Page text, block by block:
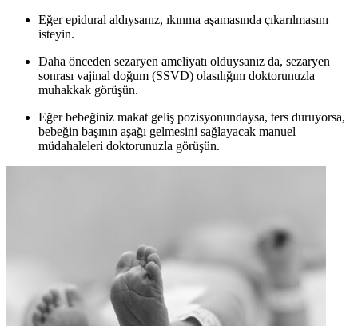
Eğer epidural aldıysanız, ıkınma aşamasında çıkarılmasını
isteyin.
Daha önceden sezaryen ameliyatı olduysanız da, sezaryen
sonrası vajinal doğum (SSVD) olasılığını doktorunuzla
muhakkak görüşün.
Eğer bebeğiniz makat geliş pozisyonundaysa, ters duruyorsa,
bebeğin başının aşağı gelmesini sağlayacak manuel
müdahaleleri doktorunuzla görüşün.